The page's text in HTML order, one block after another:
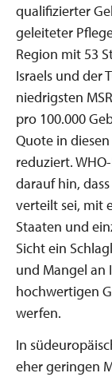
qualifizierter
geleiteter
Region mit 53
Israels und der
niedrigsten
pro 100.000
Quote in
reduziert.
darauf hin,
verteilt sei, mit
Staaten und
Sicht ein
und Mangel an
hochwertigen
werfen.
In
eher geringen